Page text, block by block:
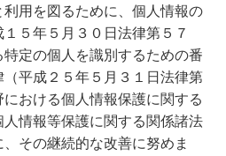
用を図るために、個人情報の
５年５月３０日法律第５７
定の個人を識別するための番
平成２５年５月３１日法律第
おける個人情報保護に関する
情報等保護に関する関係諸法
その継続的な改善に努めま